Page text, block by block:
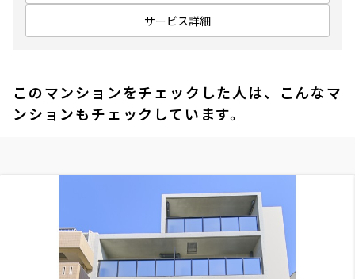
37.36㎡サービス詳細
このマンションをチェックした人は、こんなマ
ンションもチェックしています。